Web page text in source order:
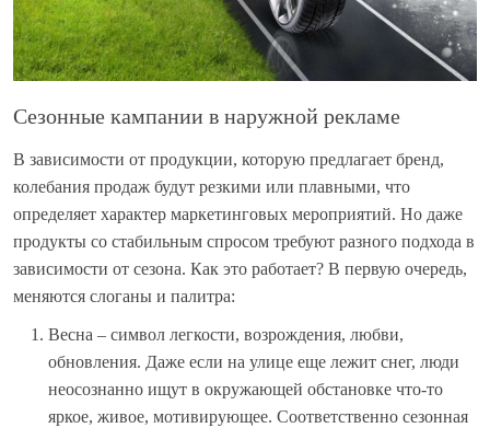
Сезонные кампании в наружной рекламе
В зависимости от продукции, которую предлагает бренд,
колебания продаж будут резкими или плавными, что
определяет характер маркетинговых мероприятий. Но даже
продукты со стабильным спросом требуют разного подхода в
зависимости от сезона. Как это работает? В первую очередь,
меняются слоганы и палитра:
Весна – символ легкости, возрождения, любви,
обновления. Даже если на улице еще лежит снег, люди
неосознанно ищут в окружающей обстановке что-то
яркое, живое, мотивирующее. Соответственно сезонная